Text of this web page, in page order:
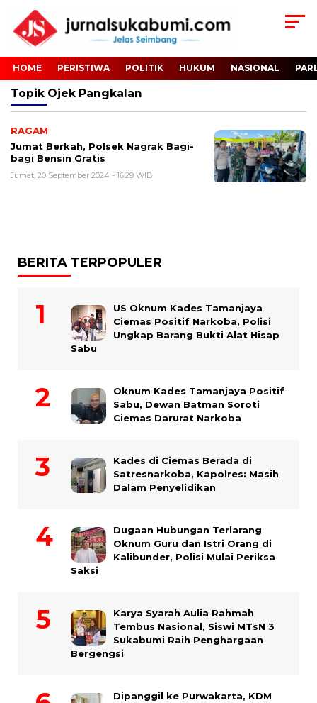
HOME PERISTIWA POLITIK HUKUM NASIONAL
Topik Ojek Pangkalan
RAGAM
Jumat Berkah, Polsek Nagrak Bagi-
bagi Bensin Gratis
Jumat, 20 September 2024 - 16:29 WIB
BERITA TERPOPULER
US Oknum Kades Tamanjaya
Ciemas Positif Narkoba, Polisi
Ungkap Barang Bukti Alat Hisap
Sabu
Oknum Kades Tamanjaya Positif
Sabu, Dewan Batman Soroti
Ciemas Darurat Narkoba
Kades di Ciemas Berada di
Satresnarkoba, Kapolres: Masih
Dalam Penyelidikan
Dugaan Hubungan Terlarang
Oknum Guru dan Istri Orang di
Kalibunder, Polisi Mulai Periksa
Saksi
Karya Syarah Aulia Rahmah
Tembus Nasional, Siswi MTsN 3
Sukabumi Raih Penghargaan
Bergengsi
Dipanggil ke Purwakarta, KDM